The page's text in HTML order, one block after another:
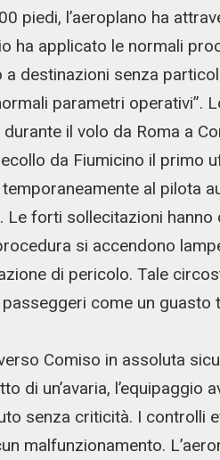
piedi, l’aeroplano ha
ha applicato le normali
destinazioni senza
parametri operativi”.
il volo da Roma a
da Fiumicino il primo
al pilota
forti sollecitazioni hanno
si accendono
di pericolo. Tale
come un
Comiso in assoluta
di un’avaria,
senza criticità. I
malfunzionamento.